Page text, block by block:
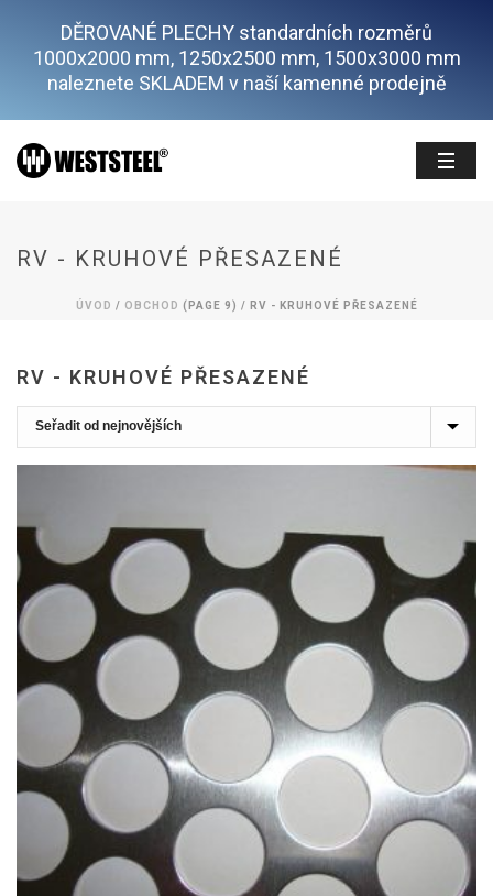
DĚROVANÉ PLECHY standardních rozměrů
1000x2000 mm, 1250x2500 mm, 1500x3000 mm
naleznete SKLADEM v naší kamenné prodejně
RV - KRUHOVÉ PŘESAZENÉ
ÚVOD / OBCHOD (PAGE 9) / RV - KRUHOVÉ PŘESAZENÉ
RV - KRUHOVÉ PŘESAZENÉ